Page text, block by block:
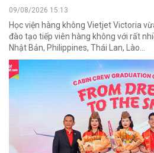
09/08/2026 15:13
Học viện hàng không Vietjet Victoria
đào tạo tiếp viên hàng không với rất
Nhật Bản, Philippines, Thái Lan, Lào…